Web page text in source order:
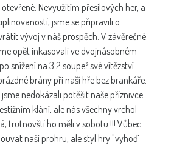
Nevyužitím přesilových her, a
jsme se připravili o
vývoj v náš prospěch. V závěrečné
opět inkasovali ve dvojnásobném
snížení na 3:2 soupeř své vítězství
brány při naší hře bez brankáře.
jsme nedokázali potěšit naše příznivce
klání, ale nás všechny vrchol
trutnovští ho měli v sobotu !!! Vůbec
naši prohru, ale styl hry "vyhoď